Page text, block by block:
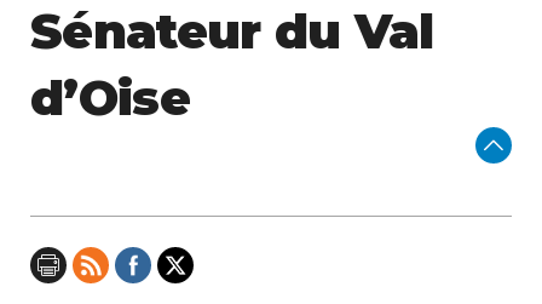
Sénateur du Val
d’Oise